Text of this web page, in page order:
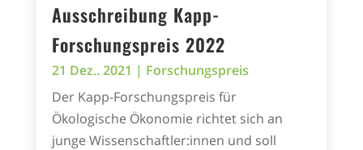
Ausschreibung Kapp-
Forschungspreis 2022
21 Dez.. 2021 | Forschungspreis
Der Kapp-Forschungspreis für
Ökologische Ökonomie richtet sich an
junge Wissenschaftler:innen und soll